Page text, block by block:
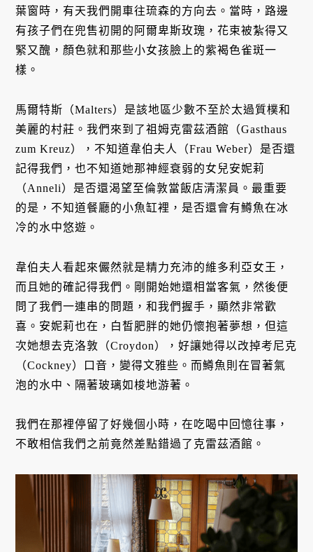
葉窗時，有天我們開車往琉森的方向去。當時，路邊
有孩子們在兜售初開的阿爾卑斯玫瑰，花束被紮得又
緊又醜，顏色就和那些小女孩臉上的紫褐色雀斑一
樣。
馬爾特斯（Malters）是該地區少數不至於太過質樸和
美麗的村莊。我們來到了祖姆克雷茲酒館（Gasthaus
zum Kreuz），不知道韋伯夫人（Frau Weber）是否還
記得我們，也不知道她那神經衰弱的女兒安妮莉
（Anneli）是否還渴望至倫敦當飯店清潔員。最重要
的是，不知道餐廳的小魚缸裡，是否還會有鱒魚在冰
冷的水中悠遊。
韋伯夫人看起來儼然就是精力充沛的維多利亞女王，
而且她的確記得我們。剛開始她還相當客氣，然後便
問了我們一連串的問題，和我們握手，顯然非常歡
喜。安妮莉也在，白皙肥胖的她仍懷抱著夢想，但這
次她想去克洛敦（Croydon），好讓她得以改掉考尼克
（Cockney）口音，變得文雅些。而鱒魚則在冒著氣
泡的水中、隔著玻璃如梭地游著。
我們在那裡停留了好幾個小時，在吃喝中回憶往事，
不敢相信我們之前竟然差點錯過了克雷茲酒館。